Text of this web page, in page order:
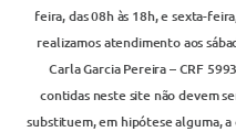
feira, das 08h às 18h, e sexta-
realizamos atendimento aos
Carla Garcia Pereira – CRF
contidas neste site não devem
substituem, em hipótese alguma,